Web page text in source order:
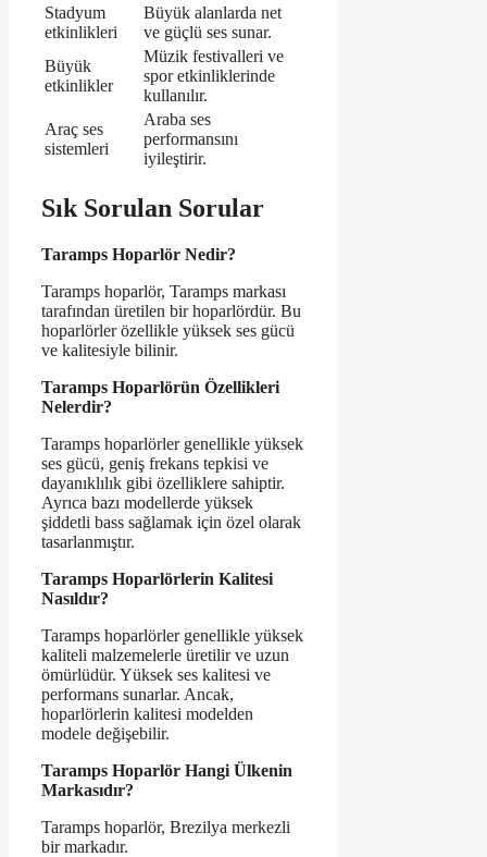
Stadyum
etkinlikleri
Büyük alanlarda net
ve güçlü ses sunar.
Büyük
etkinlikler
Müzik festivalleri ve
spor etkinliklerinde
kullanılır.
Araç ses
sistemleri
Araba ses
performansını
iyileştirir.
Sık Sorulan Sorular
Taramps Hoparlör Nedir?
Taramps hoparlör, Taramps markası
tarafından üretilen bir hoparlördür. Bu
hoparlörler özellikle yüksek ses gücü
ve kalitesiyle bilinir.
Taramps Hoparlörün Özellikleri
Nelerdir?
Taramps hoparlörler genellikle yüksek
ses gücü, geniş frekans tepkisi ve
dayanıklılık gibi özelliklere sahiptir.
Ayrıca bazı modellerde yüksek
şiddetli bass sağlamak için özel olarak
tasarlanmıştır.
Taramps Hoparlörlerin Kalitesi
Nasıldır?
Taramps hoparlörler genellikle yüksek
kaliteli malzemelerle üretilir ve uzun
ömürlüdür. Yüksek ses kalitesi ve
performans sunarlar. Ancak,
hoparlörlerin kalitesi modelden
modele değişebilir.
Taramps Hoparlör Hangi Ülkenin
Markasıdır?
Taramps hoparlör, Brezilya merkezli
bir markadır.